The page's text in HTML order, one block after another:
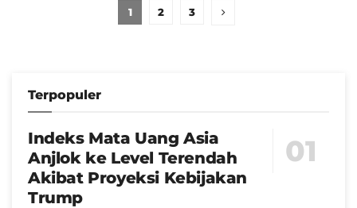
1 2 3
Terpopuler
Indeks Mata Uang Asia
Anjlok ke Level Terendah
Akibat Proyeksi Kebijakan
Trump